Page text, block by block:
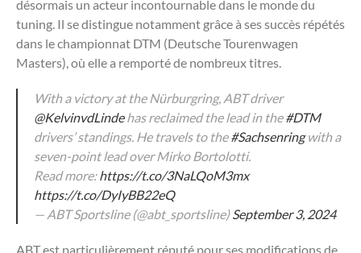
désormais un acteur incontournable dans le monde du
tuning. Il se distingue notamment grâce à ses succès répétés
dans le championnat DTM (Deutsche Tourenwagen
Masters), où elle a remporté de nombreux titres.
With a victory at the Nürburgring, ABT driver
@KelvinvdLindehas reclaimed the lead in the#DTM
drivers’ standings. He travels to the#Sachsenringwith a
seven-point lead over Mirko Bortolotti.
Read more:https://t.co/3NaLQoM3mx
https://t.co/DyIyBB22eQ
— ABT Sportsline (@abt_sportsline)September 3, 2024
ABT est particulièrement réputé pour ses modifications de